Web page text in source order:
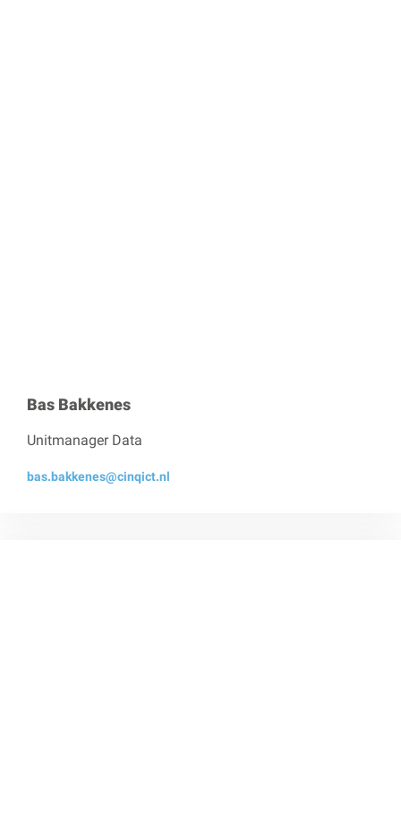
Bas Bakkenes
Unitmanager Data
bas.bakkenes@cinqict.nl